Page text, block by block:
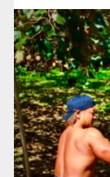
Category:キウイ
AKIHITO(細
ダウン